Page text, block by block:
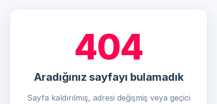
404
Aradığınız sayfayı bulamadık
Sayfa kaldırılmış, adresi değişmiş veya geçici